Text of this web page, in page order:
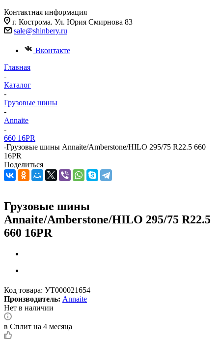
Контактная информация
г. Кострома. Ул. Юрия Смирнова 83
sale@shinbery.ru
Вконтакте
Главная
-
Каталог
-
Грузовые шины
-
Annaite
-
660 16PR
-Грузовые шины Annaite/Amberstone/HILO 295/75 R22.5 660
16PR
Поделиться
Грузовые шины
Annaite/Amberstone/HILO 295/75 R22.5
660 16PR
Код товара: УТ000021654
Производитель: Annaite
Нет в наличии
в Сплит на 4 месяца